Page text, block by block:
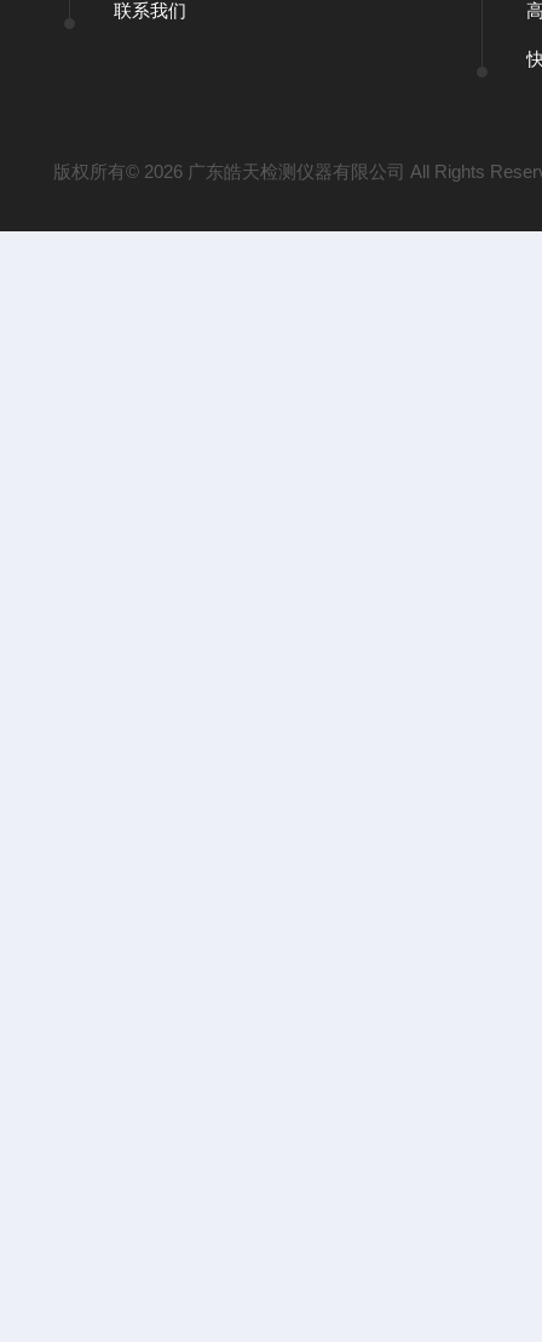
联系我们
版权所有© 2026 广东皓天检测仪器有限公司 All Rights